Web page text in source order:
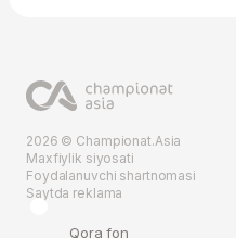
2026 © Championat.Asia
Maxfiylik siyosati
Foydalanuvchi shartnomasi
Saytda reklama
Qora fon